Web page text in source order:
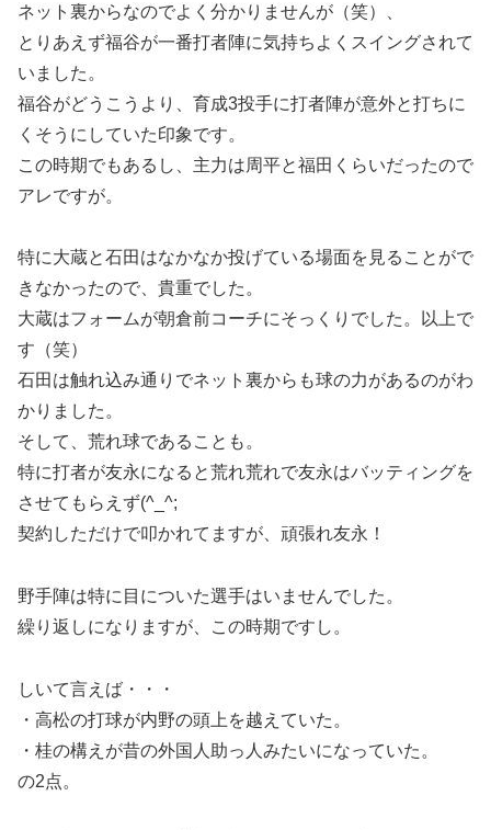
ネット裏からなのでよく分かりませんが（笑）、
とりあえず福谷が一番打者陣に気持ちよくスイングされて
いました。
福谷がどうこうより、育成3投手に打者陣が意外と打ちに
くそうにしていた印象です。
この時期でもあるし、主力は周平と福田くらいだったので
アレですが。
特に大蔵と石田はなかなか投げている場面を見ることがで
きなかったので、貴重でした。
大蔵はフォームが朝倉前コーチにそっくりでした。以上で
す（笑）
石田は触れ込み通りでネット裏からも球の力があるのがわ
かりました。
そして、荒れ球であることも。
特に打者が友永になると荒れ荒れで友永はバッティングを
させてもらえず(^_^;
契約しただけで叩かれてますが、頑張れ友永！
野手陣は特に目についた選手はいませんでした。
繰り返しになりますが、この時期ですし。
しいて言えば・・・
・高松の打球が内野の頭上を越えていた。
・桂の構えが昔の外国人助っ人みたいになっていた。
の2点。